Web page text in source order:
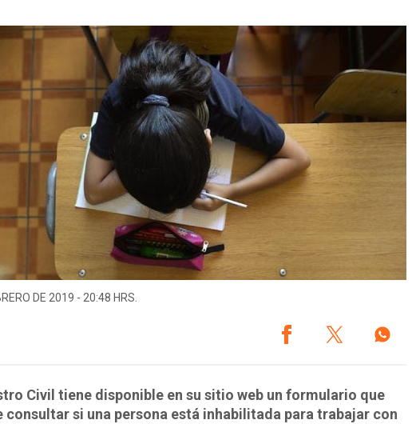
DE 2019 - 20:48 HRS.
Civil tiene disponible en su sitio web un formulario que
consultar si una persona está inhabilitada para trabajar con